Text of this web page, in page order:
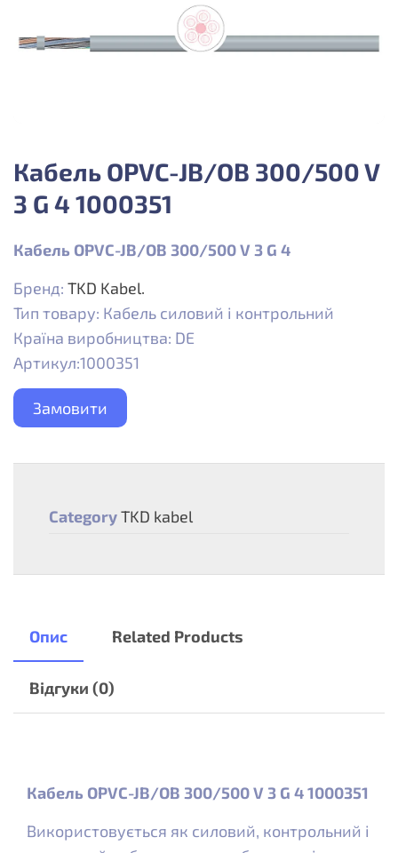
Кабель OPVC-JB/OB 300/500 V
3 G 4 1000351
Кабель OPVC-JB/OB 300/500 V 3 G 4
Бренд: TKD Kabel.
Тип товару: Кабель силовий і контрольний
Країна виробництва: DE
Артикул:1000351
Замовити
CategoryTKD kabel
Опис Related Products
Відгуки (0)
Кабель OPVC-JB/OB 300/500 V 3 G 4 1000351
Використовується як силовий, контрольний і